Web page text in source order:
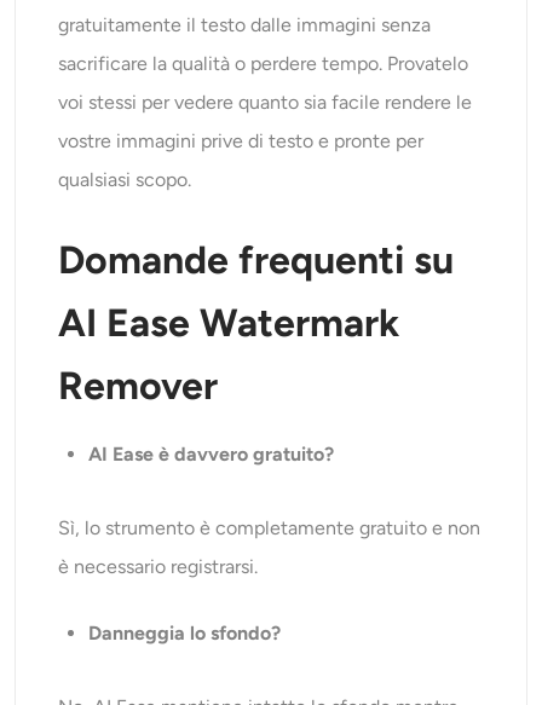
gratuitamente il testo dalle immagini senza
sacrificare la qualità o perdere tempo. Provatelo
voi stessi per vedere quanto sia facile rendere le
vostre immagini prive di testo e pronte per
qualsiasi scopo.
Domande frequenti su
AI Ease Watermark
Remover
AI Ease è davvero gratuito?
Sì, lo strumento è completamente gratuito e non
è necessario registrarsi.
Danneggia lo sfondo?